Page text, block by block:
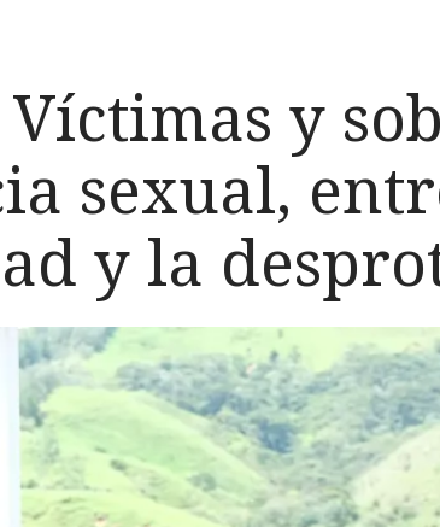
y
sexual,
y la